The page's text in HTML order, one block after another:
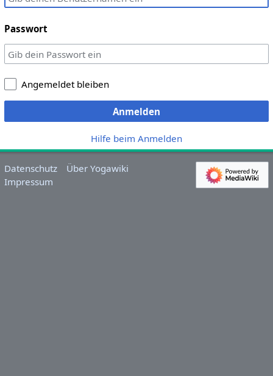
Passwort
Angemeldet bleiben
Anmelden
Hilfe beim Anmelden
Datenschutz
Über Yogawiki
Impressum